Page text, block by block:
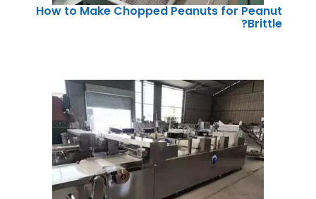
How to Make Chopped Peanuts for Peanut
Brittle?